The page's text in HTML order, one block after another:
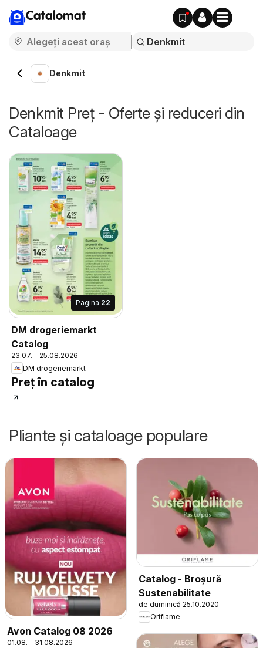
Catalomat
Denkmit
Denkmit Preț - Oferte și reduceri din
Cataloage
Pagina 22
DM drogeriemarkt
Catalog
23.07. - 25.08.2026
DM drogeriemarkt
Preț în catalog
Pliante și cataloage populare
Avon Catalog 08 2026
01.08. - 31.08.2026
Catalog - Broșură
Sustenabilitate
de duminică 25.10.2020
Oriflame